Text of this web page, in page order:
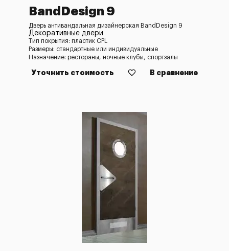
BandDesign 9
Дверь антивандальная дизайнерская BandDesign 9
Декоративные двери
Тип покрытия: пластик CPL
Размеры: стандартные или индивидуальные
Назначение: рестораны, ночные клубы, спортзалы
Уточнить стоимость В сравнение